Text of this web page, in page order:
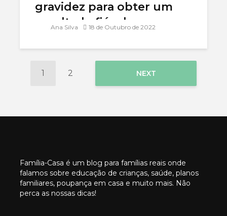
gravidez para obter um
resultado fiável
Ana Silva 18 de Outubro de 2022
1 2 NEXT
Família-Casa é um blog para famílias reais onde
falamos sobre educação de crianças, saúde, planos
familiares, poupança em casa e muito mais. Não
perca as nossas dicas!